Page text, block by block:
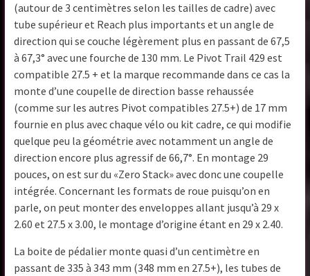
(autour de 3 centimètres selon les tailles de cadre) avec
tube supérieur et Reach plus importants et un angle de
direction qui se couche légèrement plus en passant de 67,5
à 67,3° avec une fourche de 130 mm. Le Pivot Trail 429 est
compatible 27.5 + et la marque recommande dans ce cas la
monte d’une coupelle de direction basse rehaussée
(comme sur les autres Pivot compatibles 27.5+) de 17 mm
fournie en plus avec chaque vélo ou kit cadre, ce qui modifie
quelque peu la géométrie avec notamment un angle de
direction encore plus agressif de 66,7°. En montage 29
pouces, on est sur du «Zero Stack» avec donc une coupelle
intégrée. Concernant les formats de roue puisqu’on en
parle, on peut monter des enveloppes allant jusqu’à 29 x
2.60 et 27.5 x 3.00, le montage d’origine étant en 29 x 2.40.
La boite de pédalier monte quasi d’un centimètre en
passant de 335 à 343 mm (348 mm en 27.5+), les tubes de